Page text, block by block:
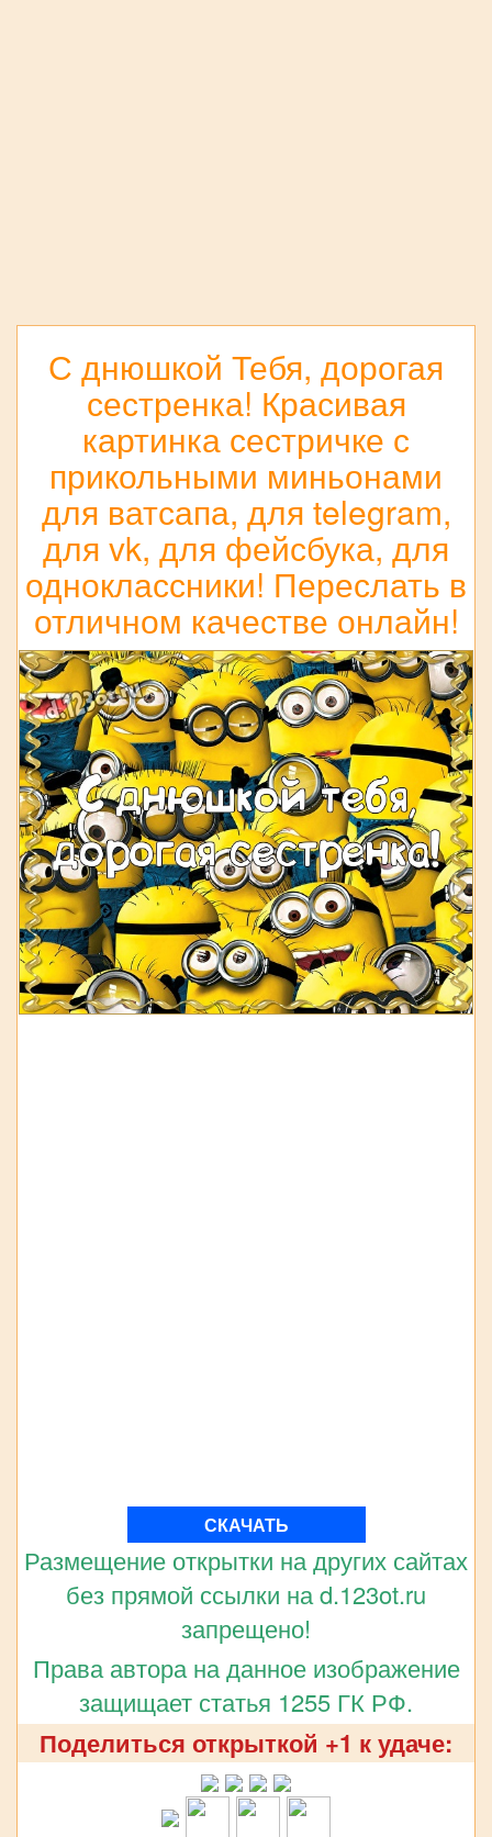
С днюшкой Тебя, дорогая
сестренка! Красивая
картинка сестричке с
прикольными миньонами
для ватсапа, для telegram,
для vk, для фейсбука, для
одноклассники! Переслать в
отличном качестве онлайн!
СКАЧАТЬ
Размещение открытки на других сайтах
без прямой ссылки на d.123ot.ru
запрещено!
Права автора на данное изображение
защищает статья 1255 ГК РФ.
Поделиться открыткой +1 к удаче: